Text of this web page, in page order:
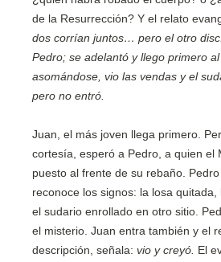
de la Resurrección? Y el relato
dos corrían juntos… pero el otro
Pedro; se adelantó y llego primero
asomándose, vio las vendas y el
pero no entró.
Juan, el más joven llega primero.
cortesía, esperó a Pedro, a quien el
puesto al frente de su rebaño.
reconoce los signos: la losa
el sudario enrollado en otro sitio.
el misterio. Juan entra también y el
descripción, señala: vio y creyó.
El